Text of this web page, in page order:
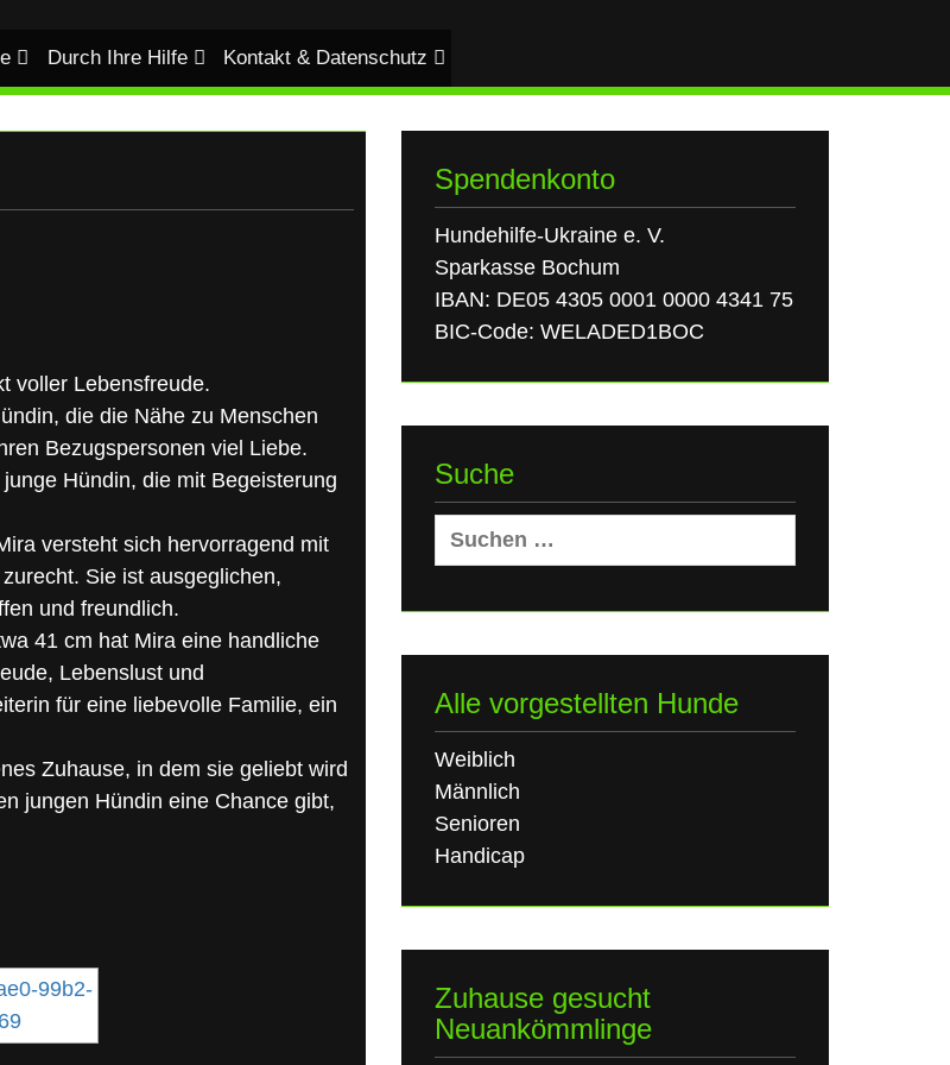
Durch Ihre Hilfe Kontakt & Datenschutz
voller Lebensfreude.
die die Nähe zu Menschen
Bezugspersonen viel Liebe.
Hündin, die mit Begeisterung
versteht sich hervorragend mit
Sie ist ausgeglichen,
und freundlich.
41 cm hat Mira eine handliche
Lebenslust und
für eine liebevolle Familie, ein
Zuhause, in dem sie geliebt wird
jungen Hündin eine Chance gibt,
Spendenkonto
Hundehilfe-Ukraine e. V.
Sparkasse Bochum
IBAN: DE05 4305 0001 0000 4341 75
BIC-Code: WELADED1BOC
Suche
Suchen
nach:
Alle vorgestellten Hunde
Weiblich
Männlich
Senioren
Handicap
Zuhause gesucht
Neuankömmlinge